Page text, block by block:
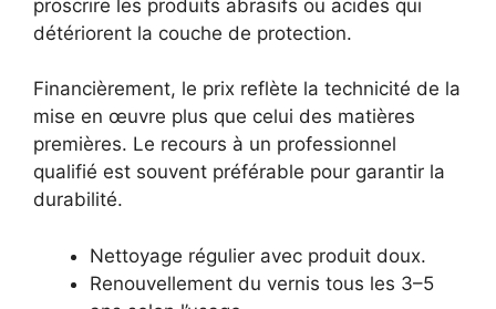
proscrire les produits abrasifs ou acides qui
détériorent la couche de protection.
Financièrement, le prix reflète la technicité de la
mise en œuvre plus que celui des matières
premières. Le recours à un professionnel
qualifié est souvent préférable pour garantir la
durabilité.
Nettoyage régulier avec produit doux.
Renouvellement du vernis tous les 3–5